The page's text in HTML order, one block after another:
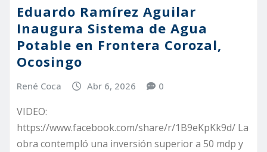
Eduardo Ramírez Aguilar
Inaugura Sistema de Agua
Potable en Frontera Corozal,
Ocosingo
René Coca Abr 6, 2026 0
VIDEO:
https://www.facebook.com/share/r/1B9eKpKk9d/ La
obra contempló una inversión superior a 50 mdp y